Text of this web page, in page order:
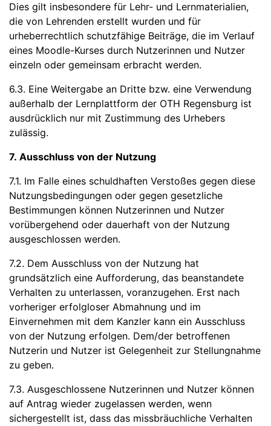
Dies gilt insbesondere für Lehr- und Lernmaterialien,
die von Lehrenden erstellt wurden und für
urheberrechtlich schutzfähige Beiträge, die im Verlauf
eines Moodle-Kurses durch Nutzerinnen und Nutzer
einzeln oder gemeinsam erbracht werden.
6.3. Eine Weitergabe an Dritte bzw. eine Verwendung
außerhalb der Lernplattform der OTH Regensburg ist
ausdrücklich nur mit Zustimmung des Urhebers
zulässig.
7. Ausschluss von der Nutzung
7.1. Im Falle eines schuldhaften Verstoßes gegen diese
Nutzungsbedingungen oder gegen gesetzliche
Bestimmungen können Nutzerinnen und Nutzer
vorübergehend oder dauerhaft von der Nutzung
ausgeschlossen werden.
7.2. Dem Ausschluss von der Nutzung hat
grundsätzlich eine Aufforderung, das beanstandete
Verhalten zu unterlassen, voranzugehen. Erst nach
vorheriger erfolgloser Abmahnung und im
Einvernehmen mit dem Kanzler kann ein Ausschluss
von der Nutzung erfolgen. Dem/der betroffenen
Nutzerin und Nutzer ist Gelegenheit zur Stellungnahme
zu geben.
7.3. Ausgeschlossene Nutzerinnen und Nutzer können
auf Antrag wieder zugelassen werden, wenn
sichergestellt ist, dass das missbräuchliche Verhalten